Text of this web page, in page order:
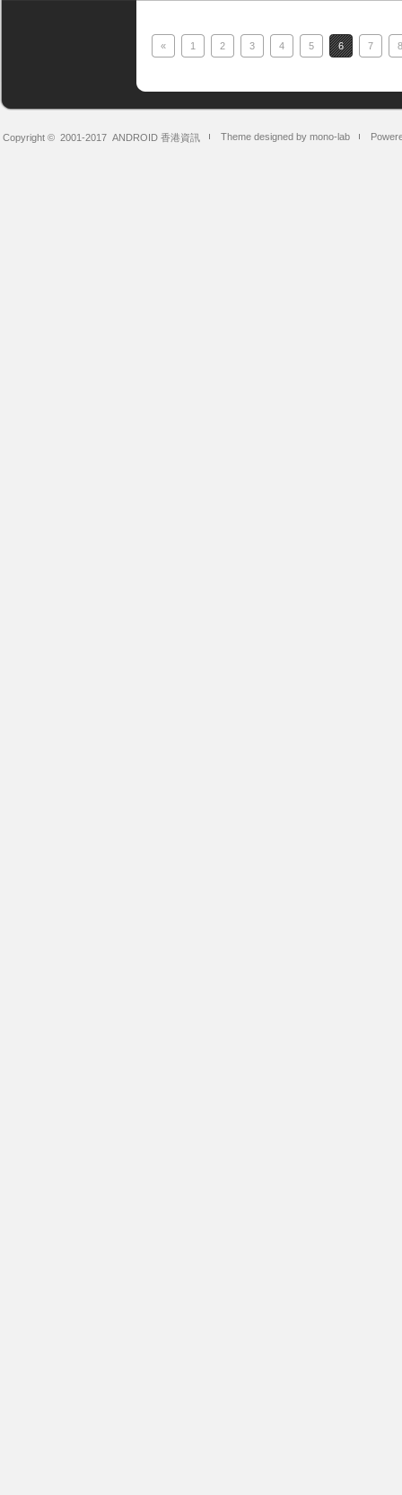
« 1 2 3 4 5 6 7 8
Copyright © 2001-2017 ANDROID 香港資訊 Theme designed by mono-lab